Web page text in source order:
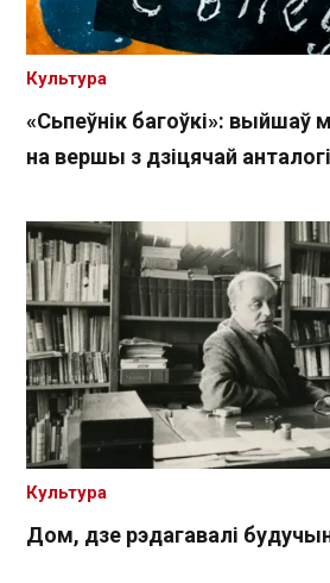
«Сьпеўнік багоўкі»:
на вершы з дзіцячай
Культура
Дом, дзе рэдагавалі
Культура